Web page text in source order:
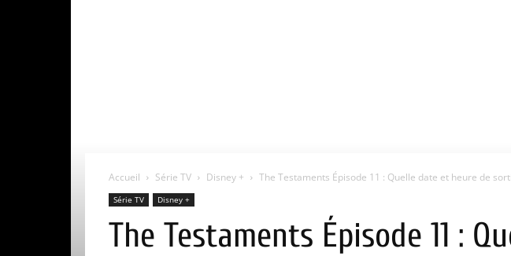
Accueil Série TV Disney + The Testaments Épisode 11 : Quelle date et heure de
Série TV Disney +
The Testaments Épisode 11 :